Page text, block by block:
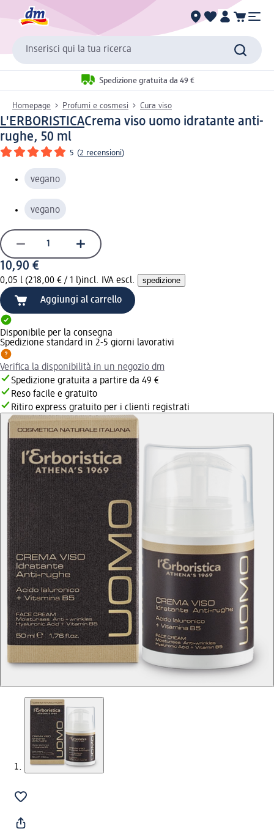
Inserisci qui la tua ricerca
Spedizione gratuita da 49 €
Homepage Profumi e cosmesi Cura viso
L'ERBORISTICACrema viso uomo idratante anti-
rughe, 50 ml
5 (2 recensioni)
vegano
vegano
10,90 €
0,05 l (218,00 € / 1 l)incl. IVA escl. spedizione
Aggiungi al carrello
Disponibile per la consegna
Spedizione standard in 2-5 giorni lavorativi
Verifica la disponibilità in un negozio dm
Spedizione gratuita a partire da 49 €
Reso facile e gratuito
Ritiro express gratuito per i clienti registrati